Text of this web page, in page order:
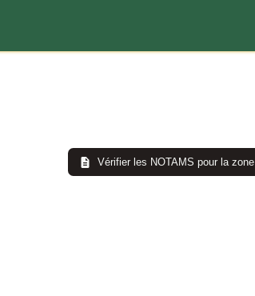
Vérifier les NOTAMS pour la zone